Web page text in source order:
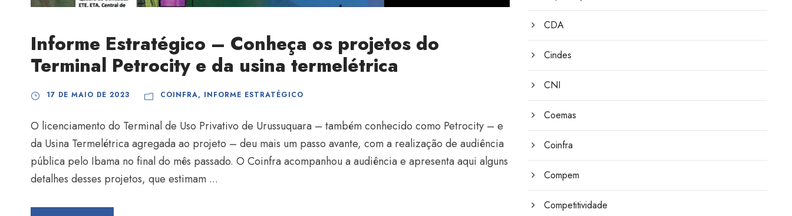
Informe Estratégico – Conheça os projetos do
Terminal Petrocity e da usina termelétrica
17 DE MAIO DE 2023 COINFRA, INFORME ESTRATÉGICO
O licenciamento do Terminal de Uso Privativo de Urussuquara – também conhecido como Petrocity – e
da Usina Termelétrica agregada ao projeto – deu mais um passo avante, com a realização de audiência
pública pelo Ibama no final do mês passado. O Coinfra acompanhou a audiência e apresenta aqui alguns
detalhes desses projetos, que estimam ...
CDA
Cindes
CNI
Coemas
Coinfra
Compem
Competitividade